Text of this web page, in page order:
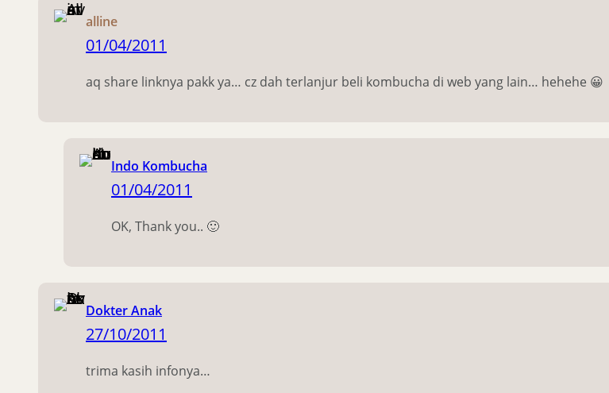
alline
01/04/2011
aq share linknya pakk ya… cz dah terlanjur beli kombucha di web yang lain… hehehe 😀
Indo Kombucha
01/04/2011
OK, Thank you.. 🙂
Dokter Anak
27/10/2011
trima kasih infonya…